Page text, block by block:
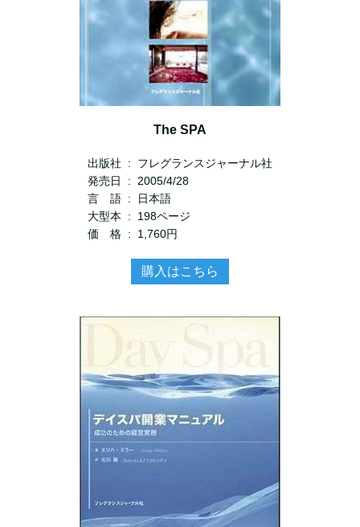
The SPA
出版社 ‏ : ‎ フレグランスジャーナル社
発売日 ‏ : ‎ 2005/4/28
言 語 ‏ : ‎ 日本語
大型本 ‏ : ‎ 198ページ
価 格 ‏ : ‎ 1,760円
購入はこちら